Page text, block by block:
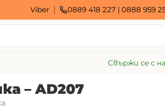
Viber 0889 418 227 | 0888 959
Свържи се с
– AD207